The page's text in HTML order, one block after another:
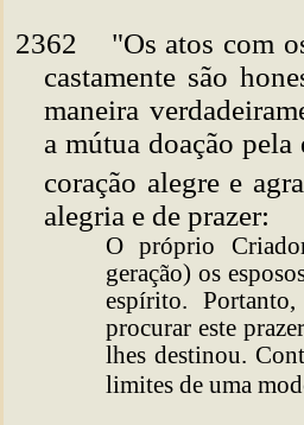
2362
"Os atos com
castamente são
maneira
a mútua doação
coração alegre e
alegria e de prazer:
O próprio
geração) os
espírito.
procurar este
lhes destinou.
limites de uma